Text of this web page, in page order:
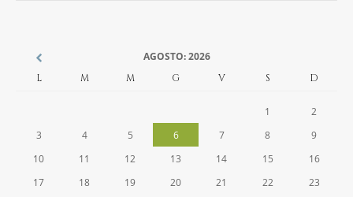
AGOSTO: 2026
L M M G V S D
1
2
3
4 5 6 7 8
9
10
11 12 13 14 15
16
17
18 19 20 21 22
23